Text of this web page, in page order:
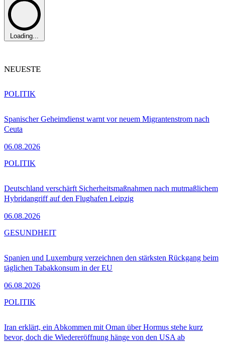
Loading...
NEUESTE
Spanischer Geheimdienst warnt vor neuem Migrantenstrom nach
Ceuta
06.08.2026
POLITIK
Deutschland verschärft Sicherheitsmaßnahmen nach mutmaßlichem
Hybridangriff auf den Flughafen Leipzig
06.08.2026
POLITIK
Spanien und Luxemburg verzeichnen den stärksten Rückgang beim
täglichen Tabakkonsum in der EU
06.08.2026
GESUNDHEIT
Iran erklärt, ein Abkommen mit Oman über Hormus stehe kurz
bevor, doch die Wiedereröffnung hänge von den USA ab
POLITIK